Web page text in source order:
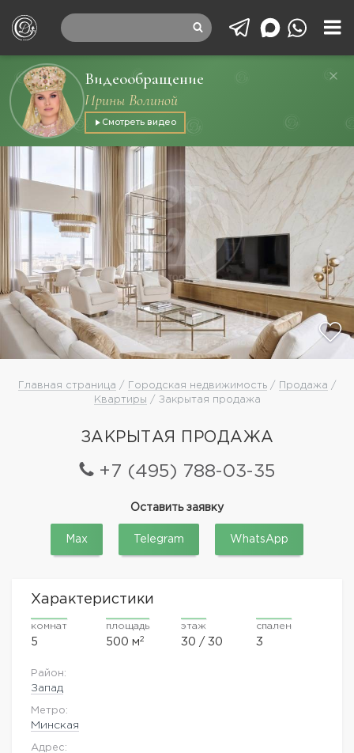
Видеообращение
Ирины Волиной
Смотреть видео
Главная страница / Городская недвижимость/ Продажа /
Квартиры / Закрытая продажа
ЗАКРЫТАЯ ПРОДАЖА
+7 (495) 788-03-35
Оставить заявку
Max Telegram WhatsApp
Характеристики
комнат
5
площадь
500 м2
этаж
30 / 30
спален
3
Район:
Запад
Метро:
Минская
Адрес: